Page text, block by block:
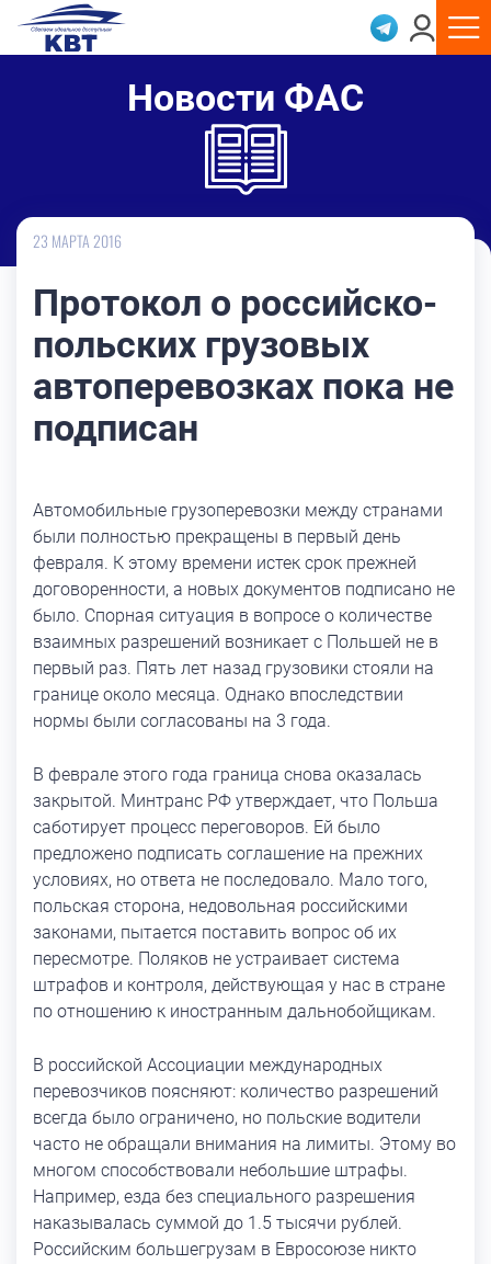
Новости ФАС
23 МАРТА 2016
Протокол о российско-
польских грузовых
автоперевозках пока не
подписан
Автомобильные грузоперевозки между странами
были полностью прекращены в первый день
февраля. К этому времени истек срок прежней
договоренности, а новых документов подписано не
было. Спорная ситуация в вопросе о количестве
взаимных разрешений возникает с Польшей не в
первый раз. Пять лет назад грузовики стояли на
границе около месяца. Однако впоследствии
нормы были согласованы на 3 года.
В феврале этого года граница снова оказалась
закрытой. Минтранс РФ утверждает, что Польша
саботирует процесс переговоров. Ей было
предложено подписать соглашение на прежних
условиях, но ответа не последовало. Мало того,
польская сторона, недовольная российскими
законами, пытается поставить вопрос об их
пересмотре. Поляков не устраивает система
штрафов и контроля, действующая у нас в стране
по отношению к иностранным дальнобойщикам.
В российской Ассоциации международных
перевозчиков поясняют: количество разрешений
всегда было ограничено, но польские водители
часто не обращали внимания на лимиты. Этому во
многом способствовали небольшие штрафы.
Например, езда без специального разрешения
наказывалась суммой до 1.5 тысячи рублей.
Российским большегрузам в Евросоюзе никто